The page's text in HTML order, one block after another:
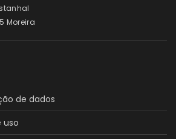
Moreira
de dados
uso